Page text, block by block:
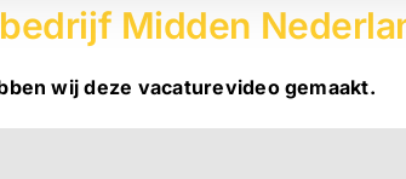
Midden
wij deze vacaturevideo gemaakt.